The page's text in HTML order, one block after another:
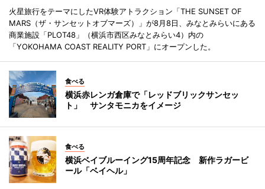
火星旅行をテーマにしたVR体験アトラクション「THE SUNSET OF
MARS（ザ・サンセットオブマーズ）」が8月8日、みなとみらいにある
商業施設「PLOT48」（横浜市西区みなとみらい4）内の
「YOKOHAMA COAST REALITY PORT」にオープンした。
食べる
横浜赤レンガ倉庫で「レッドブリックサンセッ
ト」 サンタモニカをイメージ
食べる
横浜ベイブルーイング15周年記念 新作ラガービ
ール「ベイヘル」